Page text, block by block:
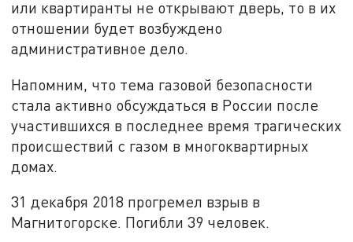
или квартиранты не открывают дверь, то в их
отношении будет возбуждено
административное дело.
Напомним, что тема газовой безопасности
стала активно обсуждаться в России после
участившихся в последнее время трагических
происшествий с газом в многоквартирных
домах.
31 декабря 2018 прогремел взрыв в
Магнитогорске. Погибли 39 человек.